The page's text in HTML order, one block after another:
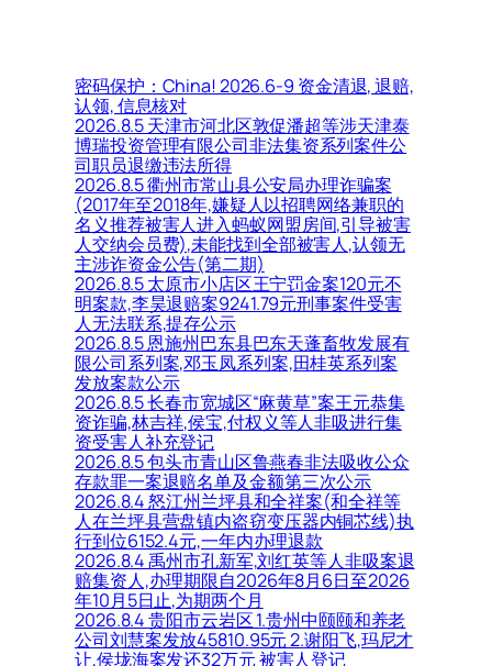
密码保护：China! 2026.6-9 资金清退, 退赔,
认领, 信息核对
2026.8.5 天津市河北区敦促潘超等涉天津泰
博瑞投资管理有限公司非法集资系列案件公
司职员退缴违法所得
2026.8.5 衢州市常山县公安局办理诈骗案
(2017年至2018年,嫌疑人以招聘网络兼职的
名义推荐被害人进入蚂蚁网盟房间,引导被害
人交纳会员费),未能找到全部被害人,认领无
主涉诈资金公告(第二期)
2026.8.5 太原市小店区王宁罚金案120元不
明案款,李昊退赔案9241.79元刑事案件受害
人无法联系,提存公示
2026.8.5 恩施州巴东县巴东天蓬畜牧发展有
限公司系列案,邓玉凤系列案,田桂英系列案
发放案款公示
2026.8.5 长春市宽城区“麻黄草”案王元恭集
资诈骗,林吉祥,侯宝,付权义等人非吸进行集
资受害人补充登记
2026.8.5 包头市青山区鲁燕春非法吸收公众
存款罪一案退赔名单及金额第三次公示
2026.8.4 怒江州兰坪县和全祥案(和全祥等
人在兰坪县营盘镇内盗窃变压器内铜芯线)执
行到位6152.4元,一年内办理退款
2026.8.4 禹州市孔新军,刘红英等人非吸案退
赔集资人,办理期限自2026年8月6日至2026
年10月5日止,为期两个月
2026.8.4 贵阳市云岩区 1.贵州中颐颐和养老
公司刘慧案发放45810.95元 2.谢阳飞,玛尼才
让,侯垅海案发还32万元 被害人登记